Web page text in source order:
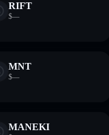
RIFT
$—
MNT
$—
MANEKI